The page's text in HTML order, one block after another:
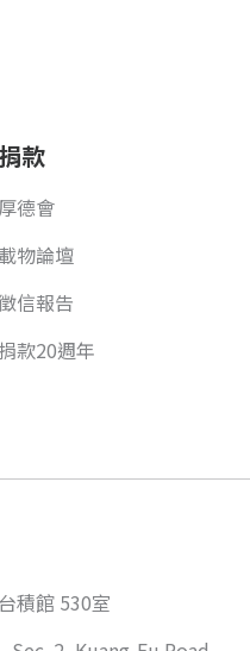
捐款
厚德會
載物論壇
信報告
款20週年
積館 530室